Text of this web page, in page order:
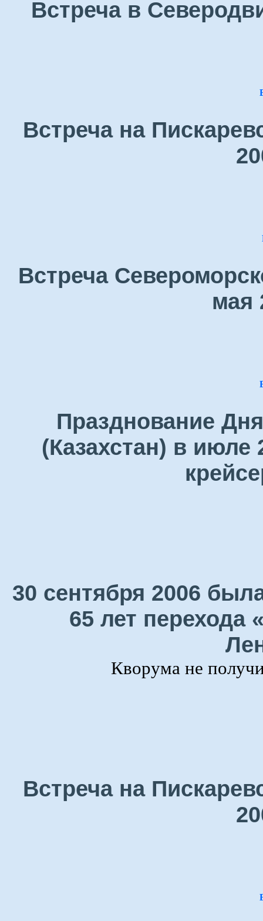
Встреча в
Встреча на
Встреча
мая
Празднование
(Казахстан) в июле
30 сентября 2006
65 лет перехода
Кворума не
Встреча на